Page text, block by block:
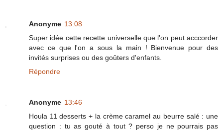
Anonyme 13:08
Super idée cette recette universelle que l'on peut acccorder
avec ce que l'on a sous la main ! Bienvenue pour des
invités surprises ou des goûters d'enfants.
Répondre
Anonyme 13:46
Houla 11 desserts + la crème caramel au beurre salé : une
question : tu as gouté à tout ? perso je ne pourrais pas